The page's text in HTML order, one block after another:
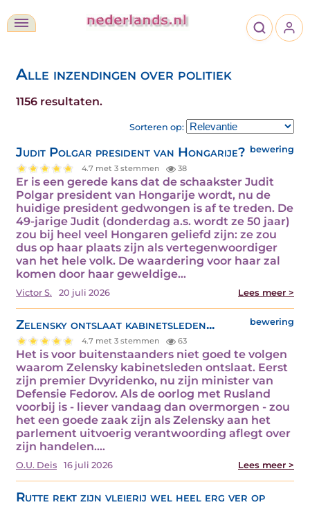
Alle inzendingen over politiek
1156 resultaten.
Sorteren op:
Judit Polgar president van Hongarije? bewering
4.7 met 3 stemmen 38
Er is een gerede kans dat de schaakster Judit
Polgar president van Hongarije wordt, nu de
huidige president gedwongen is af te treden. De
49-jarige Judit (donderdag a.s. wordt ze 50 jaar)
zou bij heel veel Hongaren geliefd zijn: ze zou
dus op haar plaats zijn als vertegenwoordiger
van het hele volk. De waardering voor haar zal
komen door haar geweldige…
Victor S. 20 juli 2026 Lees meer >
Zelensky ontslaat kabinetsleden... bewering
4.7 met 3 stemmen 63
Het is voor buitenstaanders niet goed te volgen
waarom Zelensky kabinetsleden ontslaat. Eerst
zijn premier Dvyridenko, nu zijn minister van
Defensie Fedorov. Als de oorlog met Rusland
voorbij is - liever vandaag dan overmorgen - zou
het een goede zaak zijn als Zelensky aan het
parlement uitvoerig verantwoording aflegt over
zijn handelen.…
O.U. Deis 16 juli 2026 Lees meer >
Rutte rekt zijn vleierij wel heel erg ver op